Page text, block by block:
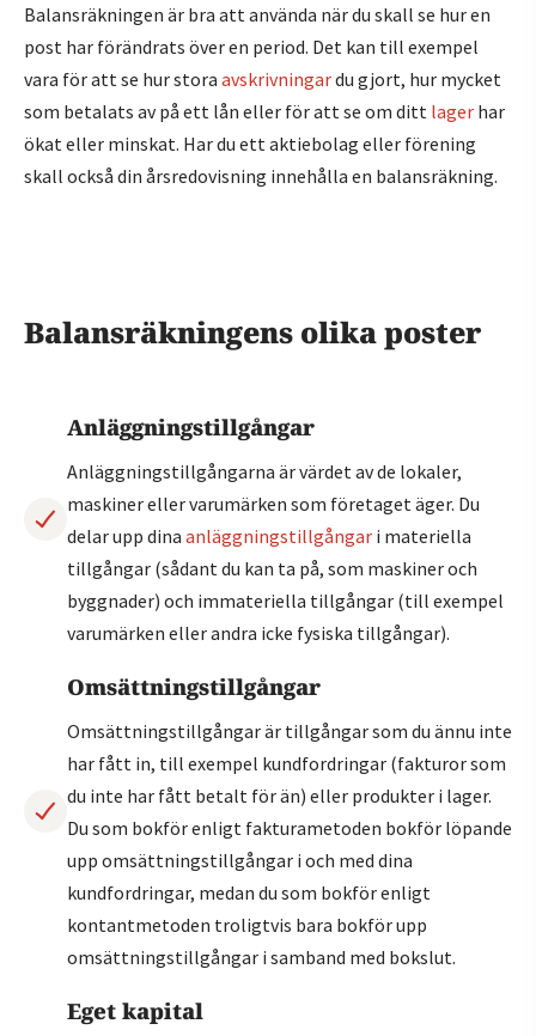
Balansräkningen är bra att använda när du skall se hur en
post har förändrats över en period. Det kan till exempel
vara för att se hur stora avskrivningardu gjort, hur mycket
som betalats av på ett lån eller för att se om ditt lager har
ökat eller minskat. Har du ett aktiebolag eller förening
skall också din årsredovisning innehålla en balansräkning.
Balansräkningens olika poster
Anläggningstillgångar
Anläggningstillgångarna är värdet av de lokaler,
maskiner eller varumärken som företaget äger. Du
delar upp dina anläggningstillgångar i materiella
tillgångar (sådant du kan ta på, som maskiner och
byggnader) och immateriella tillgångar (till exempel
varumärken eller andra icke fysiska tillgångar).
Omsättningstillgångar
Omsättningstillgångar är tillgångar som du ännu inte
har fått in, till exempel kundfordringar (fakturor som
du inte har fått betalt för än) eller produkter i lager.
Du som bokför enligt fakturametoden bokför löpande
upp omsättningstillgångar i och med dina
kundfordringar, medan du som bokför enligt
kontantmetoden troligtvis bara bokför upp
omsättningstillgångar i samband med bokslut.
Eget kapital